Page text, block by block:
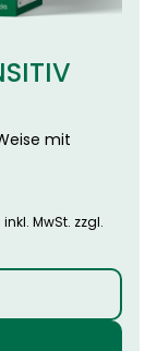
mit
MwSt. zzgl.